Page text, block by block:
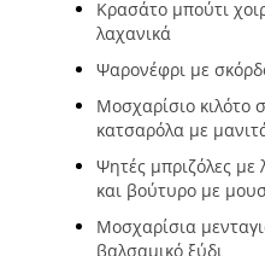
Κρασάτο μπούτι
λαχανικά
Ψαρονέφρι με
Μοσχαρίσιο κιλότο
κατσαρόλα με
Ψητές μπριζόλες με
και βούτυρο με
Μοσχαρίσια
βαλσαμικό ξύδι